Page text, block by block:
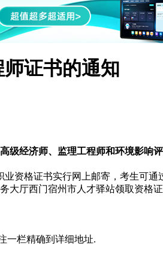
证书的通知
级经济师、监理工程师和环境影响
资格证书实行网上邮寄，考生可
大厅西门宿州市人才驿站领取资格证
一栏精确到详细地址.